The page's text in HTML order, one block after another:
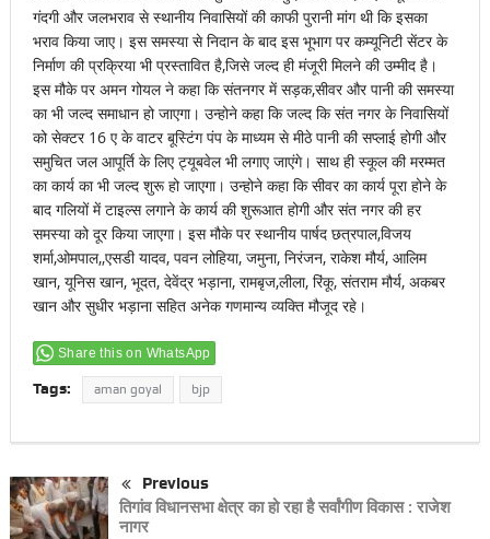
गंदगी और जलभराव से स्थानीय निवासियों की काफी पुरानी मांग थी कि इसका
भराव किया जाए। इस समस्या से निदान के बाद इस भूभाग पर कम्यूनिटी सेंटर के
निर्माण की प्रक्रिया भी प्रस्तावित है,जिसे जल्द ही मंजूरी मिलने की उम्मीद है।
इस मौके पर अमन गोयल ने कहा कि संतनगर में सड़क,सीवर और पानी की समस्या
का भी जल्द समाधान हो जाएगा। उन्होने कहा कि जल्द कि संत नगर के निवासियों
को सेक्टर 16 ए के वाटर बूस्टिंग पंप के माध्यम से मीठे पानी की सप्लाई होगी और
समुचित जल आपूर्ति के लिए ट्यूबवेल भी लगाए जाएंगे। साथ ही स्कूल की मरम्मत
का कार्य का भी जल्द शुरू हो जाएगा। उन्होने कहा कि सीवर का कार्य पूरा होने के
बाद गलियों में टाइल्स लगाने के कार्य की शुरूआत होगी और संत नगर की हर
समस्या को दूर किया जाएगा। इस मौके पर स्थानीय पार्षद छत्रपाल,विजय
शर्मा,ओमपाल,,एसडी यादव, पवन लोहिया, जमुना, निरंजन, राकेश मौर्य, आलिम
खान, यूनिस खान, भूदत, देवेंद्र भड़ाना, रामबृज,लीला, रिंकू, संतराम मौर्य, अकबर
खान और सुधीर भड़ाना सहित अनेक गणमान्य व्यक्ति मौजूद रहे।
Share this on WhatsApp
Tags: aman goyal bjp
Previous
तिगांव विधानसभा क्षेत्र का हो रहा है सर्वांगीण विकास : राजेश
नागर